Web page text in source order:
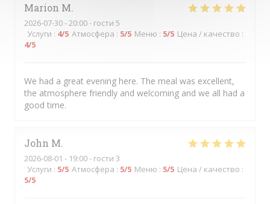
Marion M
2026-07-30- 20:00 - гости 5
Услуги : 4/5 Атмосфера : 5/5 Меню : 5/5 Цена / качество :
4/5
We had a great evening here. The meal was excellent,
the atmosphere friendly and welcoming and we all had a
good time.
John M
2026-08-01 - 19:00 - гости 3
Услуги : 5/5 Атмосфера : 5/5 Меню : 5/5 Цена / качество :
5/5